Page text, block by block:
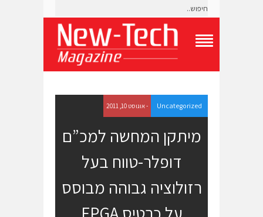
g
l
e
N
Uncategorized - אוגוסט 10, 2011
מיתקן המחשה למכ”ם
דופלר-טווח בעל
רזולוציה גבוהה מבוסס